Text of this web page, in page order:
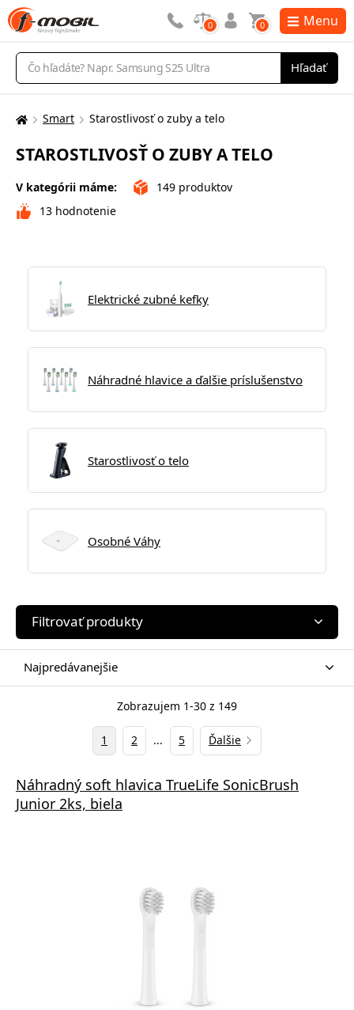
Vyhľadávanie
Hľadať
0 0 Menu
Tu
nachádzate:
Smart Starostlivosť o zuby a telo
STAROSTLIVOSŤ O ZUBY A TELO
V kategórii máme: 149 produktov
13 hodnotenie
Elektrické zubné kefky
Náhradné hlavice a ďalšie príslušenstvo
Starostlivosť o telo
Osobné Váhy
Filtrovať produkty
Najpredávanejšie
Zobrazujem 1-30 z 149
1 2 ... 5 Ďalšie
Náhradný soft hlavica TrueLife SonicBrush
Junior 2ks, biela